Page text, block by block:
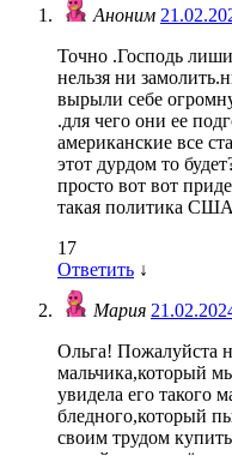
Аноним
Точно .Господь
нельзя ни
вырыли себе
.для чего они ее
американские все
этот дурдом то
просто вот вот
такая политика
17
Ответить ↓
Мария
Ольга! Пожалуйста
мальчика,который
увидела его такого
бледного,который
своим трудом